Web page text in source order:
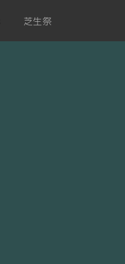
芝生祭